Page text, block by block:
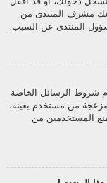
مشرف المنتدى من
المنتدى عن السبب.
شروط الرسائل الخاصة
من مستخدم بعينه،
المستخدمين من